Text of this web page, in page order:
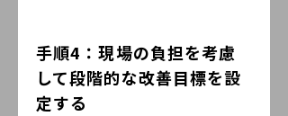
手順4：現場の負担を考慮
して段階的な改善目標を設
定する